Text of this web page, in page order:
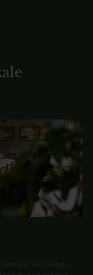
i Minibystuen.